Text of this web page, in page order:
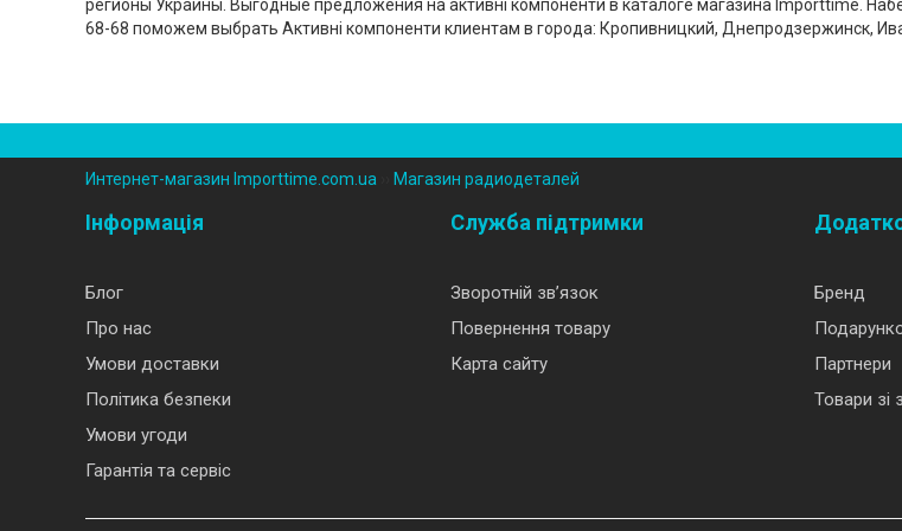
регионы Украины. Выгодные предложения на активні компоненти в каталоге магазина Importtime.
68-68 поможем выбрать Активні компоненти клиентам в города: Кропивницкий, Днепродзержинск,
Интернет-магазин Importtime.com.ua Магазин радиодеталей
Інформація
Блог
Про нас
Умови доставки
Політика безпеки
Умови угоди
Гарантія та сервіс
Служба підтримки
Зворотній зв’язок
Повернення товару
Карта сайту
Бренд
Партнери
Товари зі